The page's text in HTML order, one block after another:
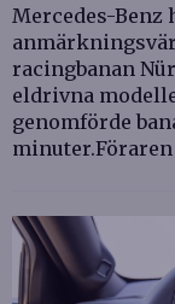
Mercedes-Benz
racingbanan
eldrivna
genomförde